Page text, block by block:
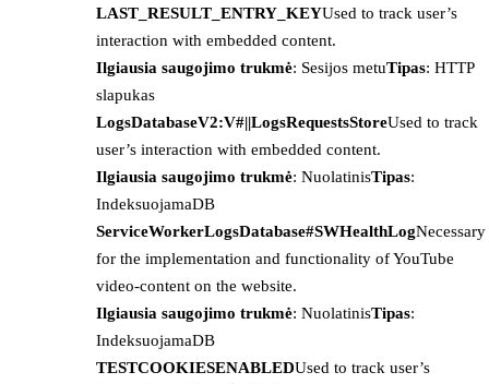
LAST_RESULT_ENTRY_KEYUsed to track user’s
interaction with embedded content.
Ilgiausia saugojimo trukmė: Sesijos metuTipas: HTTP
slapukas
LogsDatabaseV2:V#||LogsRequestsStoreUsed to track
user’s interaction with embedded content.
Ilgiausia saugojimo trukmė: NuolatinisTipas:
IndeksuojamaDB
ServiceWorkerLogsDatabase#SWHealthLogNecessary
for the implementation and functionality of YouTube
video-content on the website.
Ilgiausia saugojimo trukmė: NuolatinisTipas:
IndeksuojamaDB
TESTCOOKIESENABLEDUsed to track user’s